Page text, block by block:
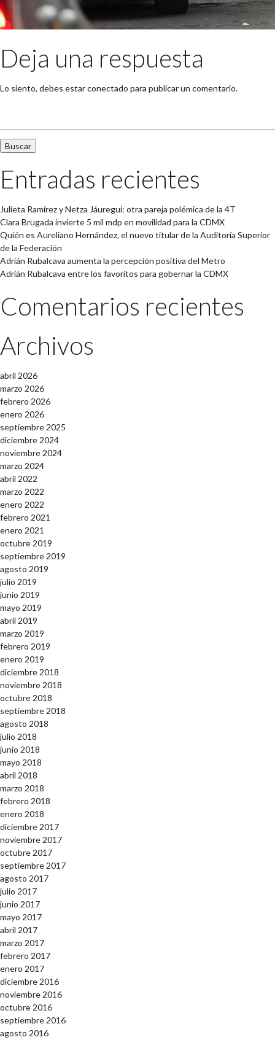
Deja una respuesta
Lo siento, debes estarconectado para publicar un comentario.
Entradas recientes
Julieta Ramírez y Netza Jáuregui: otra pareja polémica de la 4T
Clara Brugada invierte 5 mil mdp en movilidad para la CDMX
Quién es Aureliano Hernández, el nuevo titular de la Auditoría Superior
de la Federación
Adrián Rubalcava aumenta la percepción positiva del Metro
Adrián Rubalcava entre los favoritos para gobernar la CDMX
Comentarios recientes
Archivos
abril 2026
marzo 2026
febrero 2026
enero 2026
septiembre 2025
diciembre 2024
noviembre 2024
marzo 2024
abril 2022
marzo 2022
enero 2022
febrero 2021
enero 2021
octubre 2019
septiembre 2019
agosto 2019
julio 2019
junio 2019
mayo 2019
abril 2019
marzo 2019
febrero 2019
enero 2019
diciembre 2018
noviembre 2018
octubre 2018
septiembre 2018
agosto 2018
julio 2018
junio 2018
mayo 2018
abril 2018
marzo 2018
febrero 2018
enero 2018
diciembre 2017
noviembre 2017
octubre 2017
septiembre 2017
agosto 2017
julio 2017
junio 2017
mayo 2017
abril 2017
marzo 2017
febrero 2017
enero 2017
diciembre 2016
noviembre 2016
octubre 2016
septiembre 2016
agosto 2016